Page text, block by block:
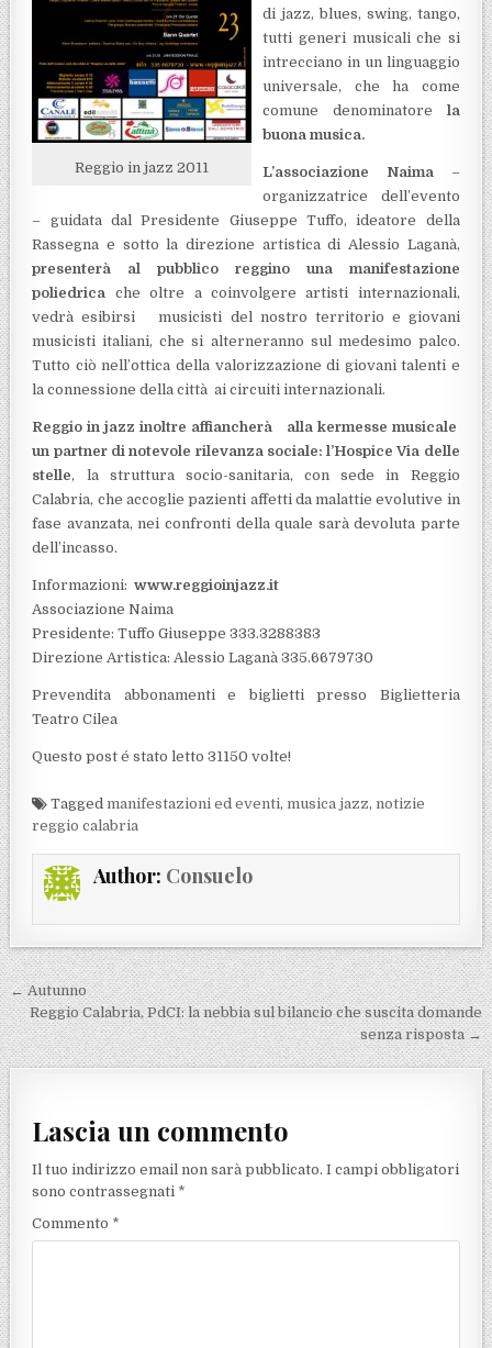
Reggio in jazz 2011
di jazz, blues, swing, tango,
tutti generi musicali che si
intrecciano in un linguaggio
universale, che ha come
comune denominatore la
buona musica.
L’associazione Naima –
organizzatrice dell’evento
– guidata dal Presidente Giuseppe Tuffo, ideatore della
Rassegna e sotto la direzione artistica di Alessio Laganà,
presenterà al pubblico reggino una manifestazione
poliedrica che oltre a coinvolgere artisti internazionali,
vedrà esibirsi musicisti del nostro territorio e giovani
musicisti italiani, che si alterneranno sul medesimo palco.
Tutto ciò nell’ottica della valorizzazione di giovani talenti e
la connessione della città ai circuiti internazionali.
Reggio in jazz inoltre affiancherà alla kermesse musicale
un partner di notevole rilevanza sociale: l’Hospice Via delle
stelle, la struttura socio-sanitaria, con sede in Reggio
Calabria, che accoglie pazienti affetti da malattie evolutive in
fase avanzata, nei confronti della quale sarà devoluta parte
dell’incasso.
Informazioni:www.reggioinjazz.it
Associazione Naima
Presidente: Tuffo Giuseppe 333.3288383
Direzione Artistica: Alessio Laganà 335.6679730
Prevendita abbonamenti e biglietti presso Biglietteria
Teatro Cilea
Questo post é stato letto 31150 volte!
Taggedmanifestazioni ed eventi,musica jazz,notizie
reggio calabria
Author: Consuelo
Navigazione articoli
← Autunno
Reggio Calabria, PdCI: la nebbia sul bilancio che suscita domande
senza risposta →
Lascia un commento
Il tuo indirizzo email non sarà pubblicato. I campi obbligatori
sono contrassegnati *
Commento *